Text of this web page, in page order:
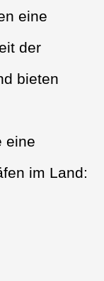
eine
der
bieten
eine
im Land: